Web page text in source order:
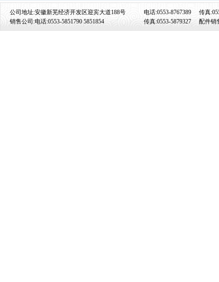
公司地址:安徽新芜经济开发区迎宾大道188号 电话:0553-8767389
传真
销售公司:电话:0553-5851790 5851854
传真:0553-5879327 配件销